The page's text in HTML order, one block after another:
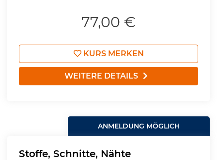
77,00 €
KURS MERKEN
WEITERE DETAILS
ANMELDUNG MÖGLICH
Stoffe, Schnitte, Nähte